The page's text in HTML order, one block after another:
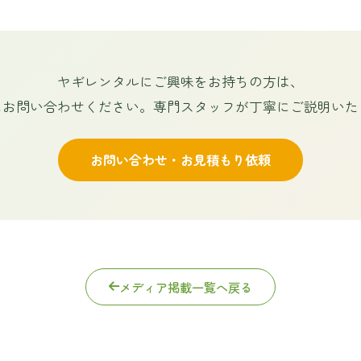
ヤギレンタルにご興味をお持ちの方は、
問い合わせください。専門スタッフが丁寧にご説明い
お問い合わせ・お見積もり依頼
メディア掲載一覧へ戻る